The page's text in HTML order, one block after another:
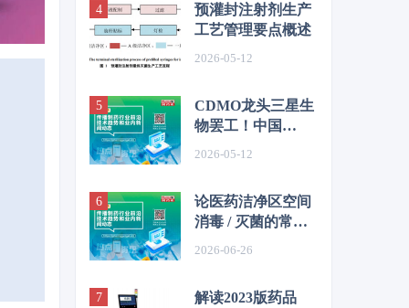
预灌封注射剂生产
工艺管理要点概述
2026-05-12
CDMO龙头三星生
物罢工！中国
2026-05-12
论医药洁净区空间
消毒 / 灭菌的常用
2026-06-26
解读2023版药品